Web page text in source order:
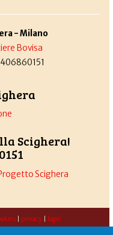
- Milano
Bovisa
Scighera!
Scighera
| privacy| login